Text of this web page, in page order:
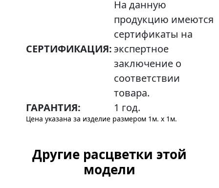
СЕРТИФИКАЦИЯ:
На данную
продукцию имеются
сертификаты на
экспертное
заключение о
соответствии
товара.
ГАРАНТИЯ:
1 год.
Цена указана за изделие размером 1м. x 1м.
Другие расцветки этой
модели